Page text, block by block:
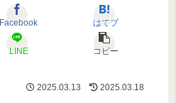
Facebook はてブ
LINE コピー
2025.03.13 2025.03.18